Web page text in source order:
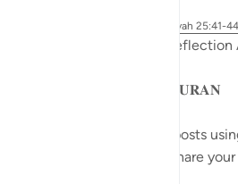
ayah 25:41-
QuranReflect Group
𝐏𝐀𝐑𝐀𝐁𝐋𝐄𝐒 𝐈𝐍 𝐓𝐇𝐄 𝐐𝐔𝐑𝐀𝐍
Catch up on previous posts
and please share